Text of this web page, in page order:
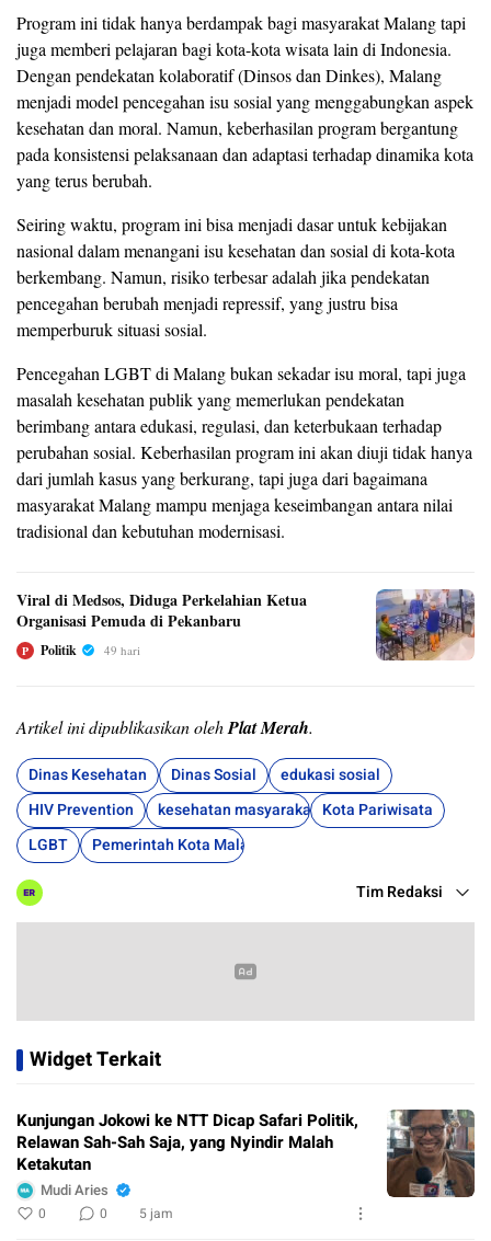
Program ini tidak hanya berdampak bagi masyarakat Malang tapi
juga memberi pelajaran bagi kota-kota wisata lain di Indonesia.
Dengan pendekatan kolaboratif (Dinsos dan Dinkes), Malang
menjadi model pencegahan isu sosial yang menggabungkan aspek
kesehatan dan moral. Namun, keberhasilan program bergantung
pada konsistensi pelaksanaan dan adaptasi terhadap dinamika kota
yang terus berubah.
Seiring waktu, program ini bisa menjadi dasar untuk kebijakan
nasional dalam menangani isu kesehatan dan sosial di kota-kota
berkembang. Namun, risiko terbesar adalah jika pendekatan
pencegahan berubah menjadi repressif, yang justru bisa
memperburuk situasi sosial.
Pencegahan LGBT di Malang bukan sekadar isu moral, tapi juga
masalah kesehatan publik yang memerlukan pendekatan
berimbang antara edukasi, regulasi, dan keterbukaan terhadap
perubahan sosial. Keberhasilan program ini akan diuji tidak hanya
dari jumlah kasus yang berkurang, tapi juga dari bagaimana
masyarakat Malang mampu menjaga keseimbangan antara nilai
tradisional dan kebutuhan modernisasi.
Viral di Medsos, Diduga Perkelahian Ketua
Organisasi Pemuda di Pekanbaru
P Politik 49 hari
Artikel ini dipublikasikan olehPlat Merah.
Dinas Kesehatan Dinas Sosial
edukasi sosial
HIV Prevention
kesehatan masyarakat Kota Pariwisata
LGBT
Pemerintah Kota Malang
Tim Redaksi
Widget Terkait
Kunjungan Jokowi ke NTT Dicap Safari Politik,
Relawan Sah-Sah Saja, yang Nyindir Malah
Ketakutan
Mudi Aries
0 0 5 jam